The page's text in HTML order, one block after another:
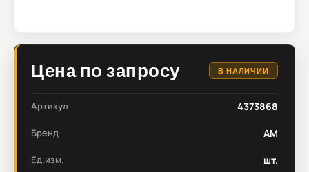
Цена по запросу В НАЛИЧИИ
Артикул 4373868
Бренд AM
Ед.изм. шт.